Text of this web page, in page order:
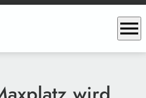
menu